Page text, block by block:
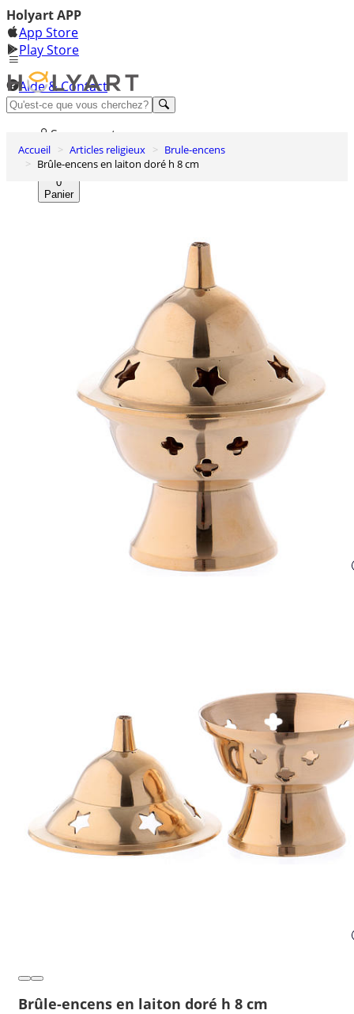
Holyart APP
App Store
Play Store
Aide & Contact
Découvrez Premium
Se connecter
Liste des envies
0
Panier
Accueil Articles religieux
Brule-encens
Brûle-encens en laiton doré h 8 cm
Brûle-encens en laiton doré h 8 cm